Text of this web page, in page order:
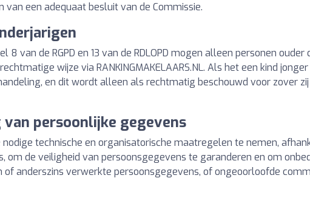
een adequaat besluit van de Commissie.
van de RGPD en 13 van de RDLOPD mogen alleen personen
wijze via RANKINGMAKELAARS.NL. Als het een kind
en dit wordt alleen als rechtmatig beschouwd voor zover
persoonlijke gegevens
nodige technische en organisatorische maatregelen te nemen,
om de veiligheid van persoonsgegevens te garanderen en om
anderszins verwerkte persoonsgegevens, of ongeoorloofde